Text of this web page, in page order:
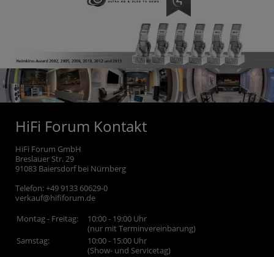
HiFi Forum Kontakt
HiFi Forum GmbH
Breslauer Str. 29
91083 Baiersdorf bei Nürnberg
Telefon:+49 9133 60629-0
verkauf@hififorum.de
Montag - Freitag:
10:00 - 19:00 Uhr
(nur mit Terminvereinbarung)
Samstag:
10:00 - 15:00 Uhr
(Show- und Servicetag)